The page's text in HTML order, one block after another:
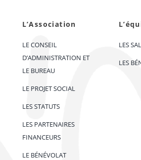
L’Association
LE CONSEIL
D’ADMINISTRATION ET
LE BUREAU
LE PROJET SOCIAL
LES STATUTS
LES PARTENAIRES
FINANCEURS
LE BÉNÉVOLAT
LES
LES